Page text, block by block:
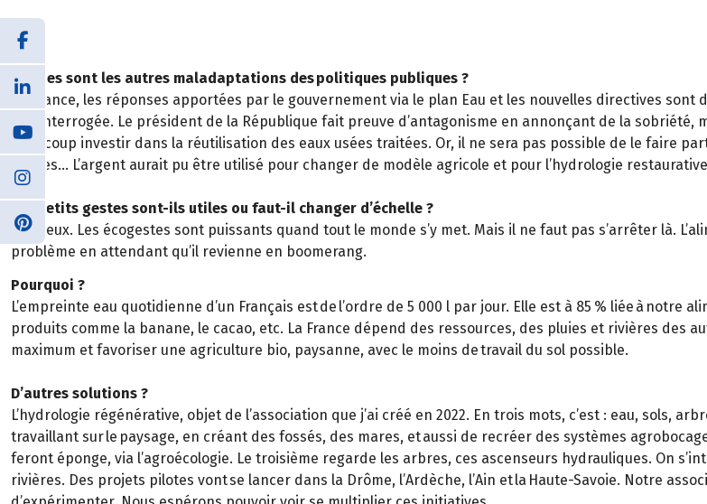
Quelles sont les autres maladaptations des politiques publiques ?
En France, les réponses apportées par le gouvernement via le plan Eau et les nouvelles directives
pas interrogée. Le président de la République fait preuve d’antagonisme en annonçant de la sobriété,
beaucoup investir dans la réutilisation des eaux usées traitées. Or, il ne sera pas possible de le faire
usages… L’argent aurait pu être utilisé pour changer de modèle agricole et pour l’hydrologie
Les petits gestes sont-ils utiles ou faut-il changer d’échelle ?
Les deux. Les écogestes sont puissants quand tout le monde s’y met. Mais il ne faut pas s’arrêter là.
problème en attendant qu’il revienne en boomerang.
Pourquoi ?
L’empreinte eau quotidienne d’un Français est de l’ordre de 5 000 l par jour. Elle est à 85 % liée à notre
produits comme la banane, le cacao, etc. La France dépend des ressources, des pluies et rivières des
maximum et favoriser une agriculture bio, paysanne, avec le moins de travail du sol possible.
D’autres solutions ?
L’hydrologie régénérative, objet de l’association que j’ai créé en 2022. En trois mots, c’est : eau, sols,
travaillant sur le paysage, en créant des fossés, des mares, et aussi de recréer des systèmes
feront éponge, via l’agroécologie. Le troisième regarde les arbres, ces ascenseurs hydrauliques. On
rivières. Des projets pilotes vont se lancer dans la Drôme, l’Ardèche, l’Ain et la Haute-Savoie. Notre